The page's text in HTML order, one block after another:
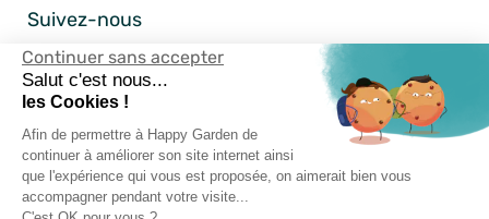
Continuer sans accepter
Salut c'est nous...
les Cookies !
Afin de permettre à Happy Garden de
continuer à améliorer son site internet ainsi
que l'expérience qui vous est proposée, on aimerait bien vous
accompagner pendant votre visite...
Suivez-nous